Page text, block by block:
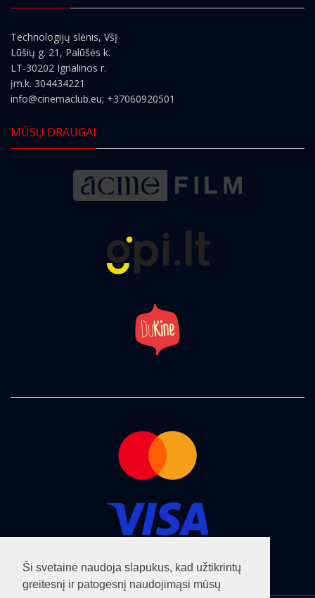
Ši svetainė naudoja slapukus, kad užtikrintų
greitesnį ir patogesnį naudojimąsi mūsų
Technologijų slėnis, VšĮ
Lūšių g. 21, Palūšės k.
LT-30202 Ignalinos r.
įm.k. 304434221
info@cinemaclub.eu; +37060920501
MŪSŲ DRAUGAI